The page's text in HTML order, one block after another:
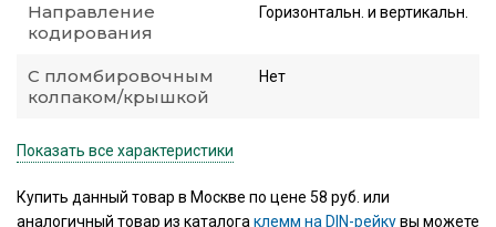
Направление
кодирования
Горизонтальн. и вертикальн.
С пломбировочным
колпаком/крышкой
Нет
Показать все характеристики
Купить данный товар в Москве по цене 58 руб. или
аналогичный товар из каталогаклемм на DIN-рейкувы можете